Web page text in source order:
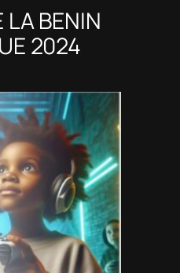
LA BENIN
2024